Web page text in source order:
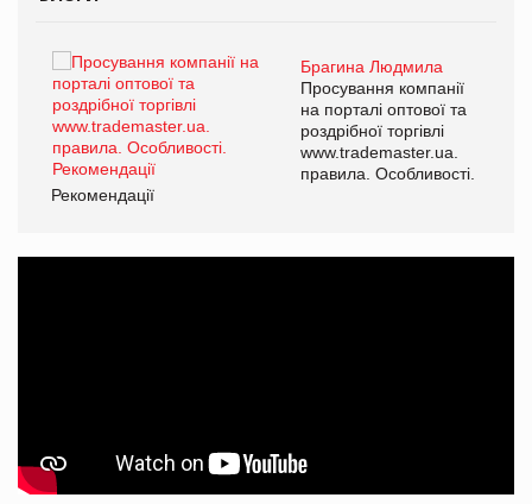
Брагина Людмила
Просування компанії
на порталі оптової та
роздрібної торгівлі
www.trademaster.ua.
правила. Особливості.
Рекомендації